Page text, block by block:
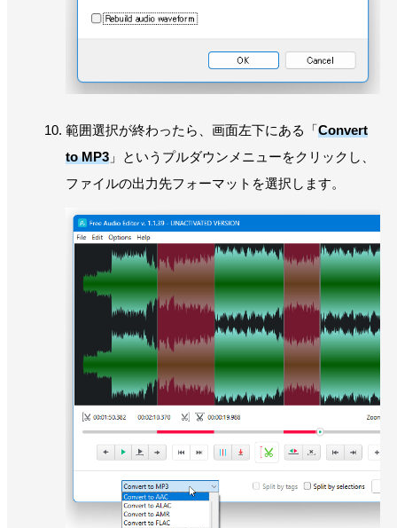
範囲選択が終わったら、画面左下にある「Convert
to MP3 」というプルダウンメニューをクリックし、
ファイルの出力先フォーマットを選択します。